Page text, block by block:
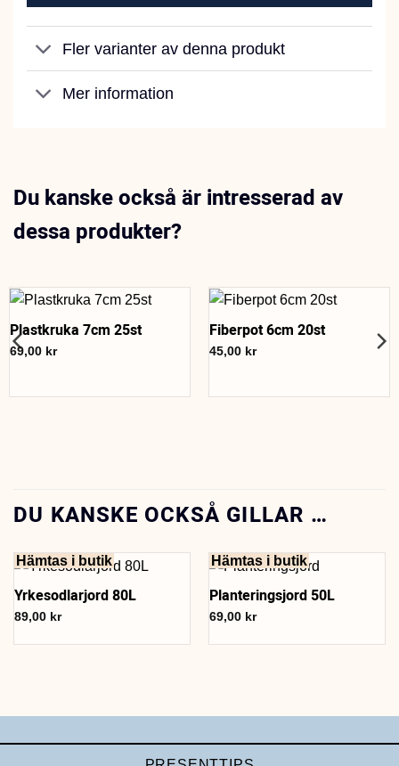
Fler varianter av denna produkt
Mer information
Du kanske också är intresserad av
dessa produkter?
Plastkruka 7cm 25st
69,00 kr
Fiberpot 6cm 20st
45,00 kr
DU KANSKE OCKSÅ GILLAR …
Hämtas i butik
Yrkesodlarjord 80L
89,00 kr
Hämtas i butik
Planteringsjord 50L
69,00 kr